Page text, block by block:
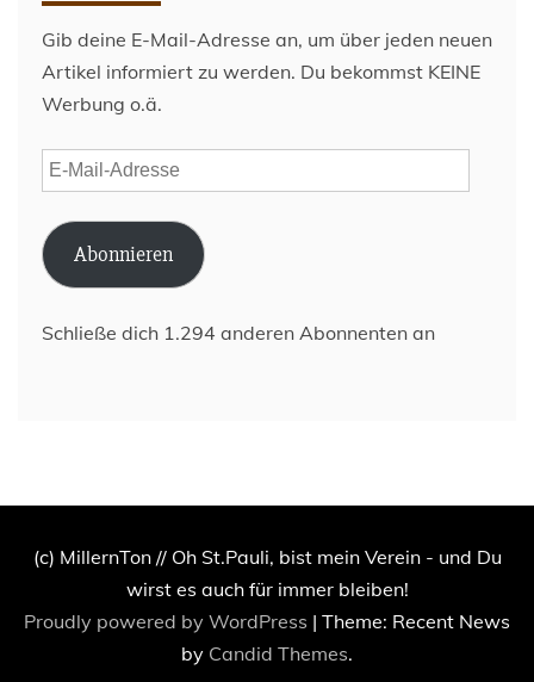
Gib deine E-Mail-Adresse an, um über jeden neuen
Artikel informiert zu werden. Du bekommst KEINE
Werbung o.ä.
E-
Mail-
Adresse
Abonnieren
Schließe dich 1.294 anderen Abonnenten an
(c) MillernTon // Oh St.Pauli, bist mein Verein - und Du
wirst es auch für immer bleiben!
Proudly powered by WordPress | Theme: Recent News
by Candid Themes.